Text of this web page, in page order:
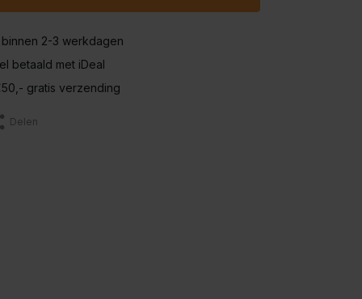
2-3 werkdagen
betaald met iDeal
gratis verzending
Delen